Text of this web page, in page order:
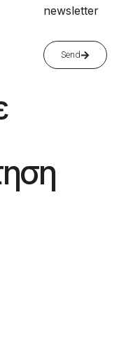
newsletter
Send